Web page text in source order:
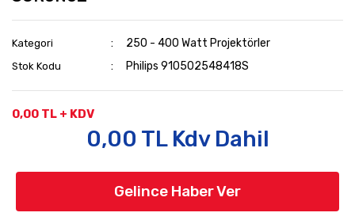
Kategori 250 - 400 Watt Projektörler
Stok Kodu Philips 910502548418S
0,00 TL + KDV
0,00 TL Kdv Dahil
Gelince Haber Ver